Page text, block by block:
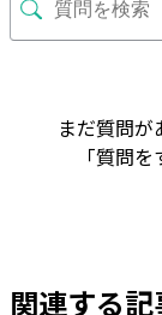
まだ質問
「質問
関連する記